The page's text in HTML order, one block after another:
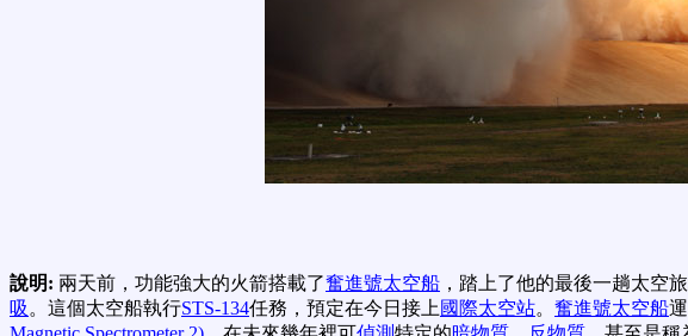
說明: 兩天前，功能強大的火箭搭載了奮進號太空船 ，踏上了他的最後一趟太空旅
吸。這個太空船執行STS-134任務，預定在今日接上國際太空站。 奮進號太空船